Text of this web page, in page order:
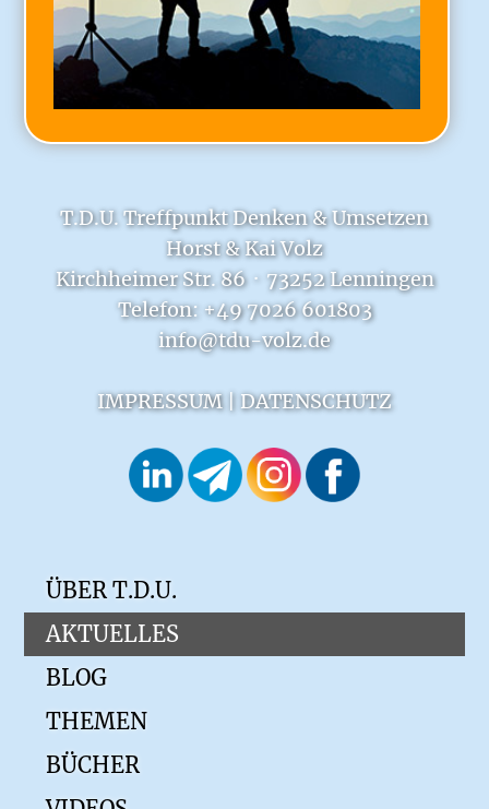
T.D.U. Treffpunkt Denken & Umsetzen
Horst & Kai Volz
Kirchheimer Str. 86 · 73252 Lenningen
Telefon: +49 7026 601803
info@tdu-volz.de
IMPRESSUM| DATENSCHUTZ
ÜBER T.D.U.
AKTUELLES
BLOG
THEMEN
BÜCHER